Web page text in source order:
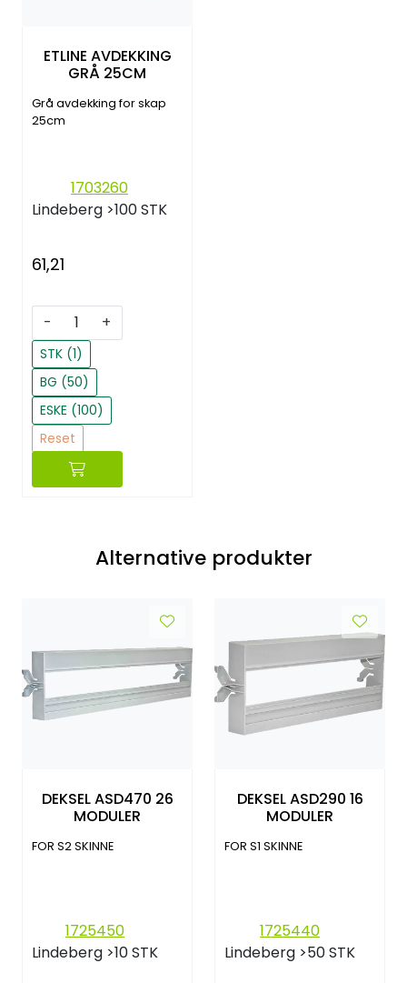
ETLINE AVDEKKING
GRÅ 25CM
Grå avdekking for skap
25cm
1703260
Lindeberg >100 STK
61,21
- +
STK (1)
BG (50)
ESKE (100)
Reset
Alternative produkter
DEKSEL ASD470 26
MODULER
FOR S2 SKINNE
1725450
Lindeberg >10 STK
DEKSEL ASD290 16
MODULER
FOR S1 SKINNE
1725440
Lindeberg >50 STK